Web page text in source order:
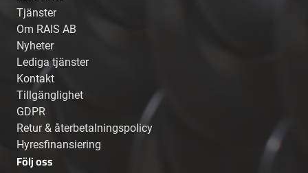
Tjänster
Om RAIS AB
Nyheter
Lediga tjänster
Kontakt
Tillgänglighet
GDPR
Retur & återbetalningspolicy
Hyresfinansiering
Följ oss